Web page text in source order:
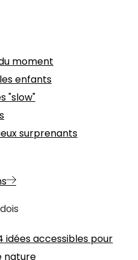
moment
enfants
"slow"
surprenants
idées accessibles pour
nature